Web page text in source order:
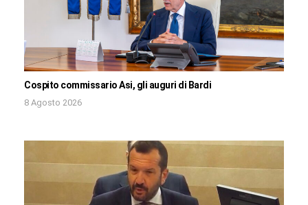
Cospito commissario Asi, gli auguri di Bardi
8 Agosto 2026